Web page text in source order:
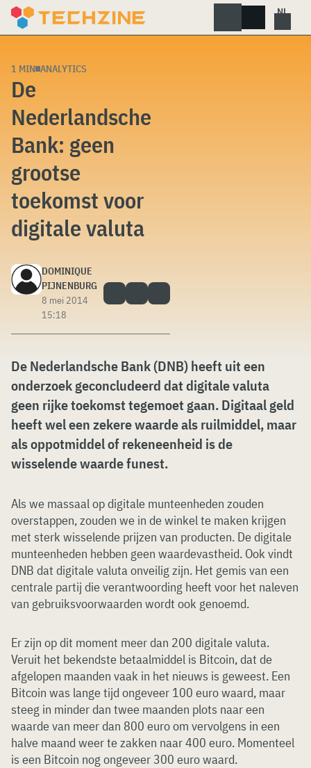
Skip
1 MIN ANALYTICS
De
Nederlandsche
Bank: geen
grootse
toekomst voor
digitale valuta
DOMINIQUE
PIJNENBURG
8 mei 2014
15:18
De Nederlandsche Bank (DNB) heeft uit een
onderzoek geconcludeerd dat digitale valuta
geen rijke toekomst tegemoet gaan. Digitaal geld
heeft wel een zekere waarde als ruilmiddel, maar
als oppotmiddel of rekeneenheid is de
wisselende waarde funest.
Als we massaal op digitale munteenheden zouden
overstappen, zouden we in de winkel te maken krijgen
met sterk wisselende prijzen van producten. De digitale
munteenheden hebben geen waardevastheid. Ook vindt
DNB dat digitale valuta onveilig zijn. Het gemis van een
centrale partij die verantwoording heeft voor het naleven
van gebruiksvoorwaarden wordt ook genoemd.
Er zijn op dit moment meer dan 200 digitale valuta.
Veruit het bekendste betaalmiddel is Bitcoin, dat de
afgelopen maanden vaak in het nieuws is geweest. Een
Bitcoin was lange tijd ongeveer 100 euro waard, maar
steeg in minder dan twee maanden plots naar een
waarde van meer dan 800 euro om vervolgens in een
halve maand weer te zakken naar 400 euro. Momenteel
is een Bitcoin nog ongeveer 300 euro waard.